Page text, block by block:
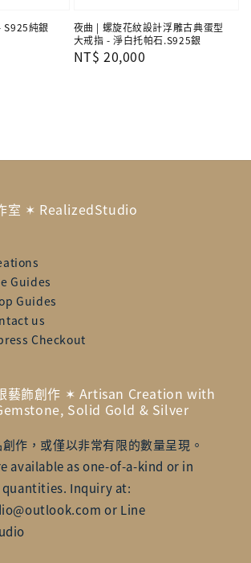
S925純銀
夜曲 | 螺旋花紋設計浮雕古典蛋型
大戒指 - 淨白托帕石.S925銀
Regular
NT$ 20,000
室 ✶ RealizedStudio
Guides
Guides
us
Checkout
藝飾創作 ✶ Artisan Creation with
Solid Gold & Silver
作，或僅以非常有限的數量呈現。
available as one-of-a-kind or in
Inquiry at:
or Line